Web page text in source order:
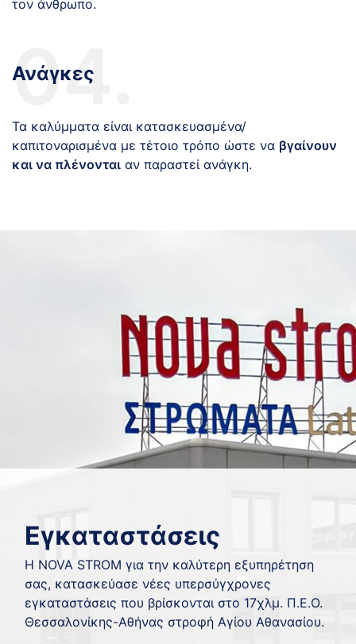
τον άνθρωπο.
04.
Ανάγκες
Τα καλύμματα είναι κατασκευασμένα/
καπιτοναρισμένα με τέτοιο τρόπο ώστε να βγαίνουν
και να πλένονται αν παραστεί ανάγκη.
Εγκαταστάσεις
H NOVA STROM για την καλύτερη εξυπηρέτηση
σας, κατασκεύασε νέες υπερσύγχρονες
εγκαταστάσεις που βρίσκονται στο 17χλμ. Π.Ε.Ο.
Θεσσαλονίκης-Αθήνας στροφή Αγίου Αθανασίου.